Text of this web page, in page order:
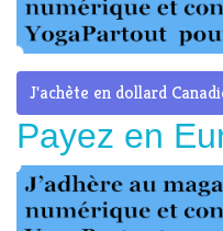
J'achète en dollard
Payez en